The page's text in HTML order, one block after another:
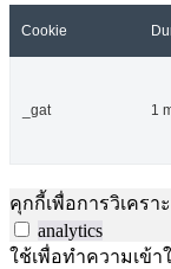
Cookie
_gat 1
คุกกี้เพื่อการวิเครา
analytics
ใช้เพื่อทำความเข้า